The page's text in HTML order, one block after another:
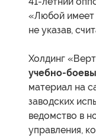
«Любой имеет
не указав,
Холдинг
учебно-
материал на
заводских
ведомство в
управления,